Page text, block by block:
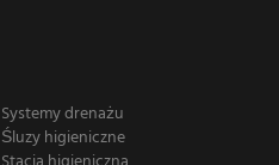
Systemy drenażu
Śluzy higieniczne